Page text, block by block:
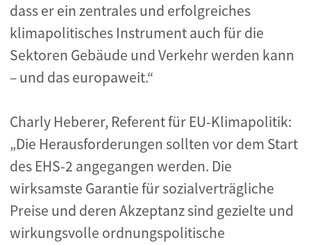
dass er ein zentrales und erfolgreiches
klimapolitisches Instrument auch für die
Sektoren Gebäude und Verkehr werden kann
– und das europaweit.“
Charly Heberer, Referent für EU-Klimapolitik:
„Die Herausforderungen sollten vor dem Start
des EHS-2 angegangen werden. Die
wirksamste Garantie für sozialverträgliche
Preise und deren Akzeptanz sind gezielte und
wirkungsvolle ordnungspolitische